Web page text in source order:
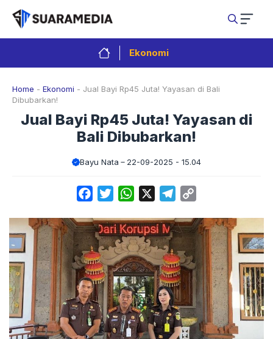
Langsung
isi
Ekonomi
Home - Ekonomi - Jual Bayi Rp45 Juta! Yayasan di Bali
Dibubarkan!
Jual Bayi Rp45 Juta! Yayasan di
Bali Dibubarkan!
Bayu Nata 22-09-2025 - 15.04
FacebookTwitterWhatsApp Telegram